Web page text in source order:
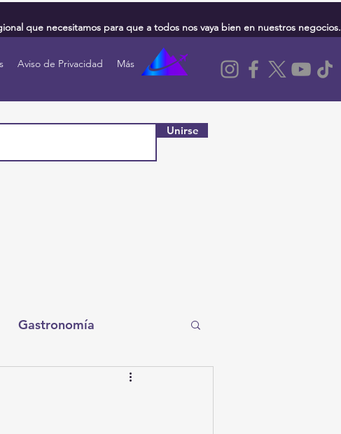
que necesitamos para que a todos nos vaya bien en nuestros negocios.
Aviso de Privacidad Más
Unirse
Gastronomía
Torreón